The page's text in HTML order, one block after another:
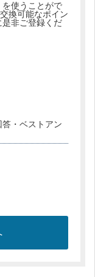
使うことがで
換可能なポイン
是非ご登録くだ
・ベストアン